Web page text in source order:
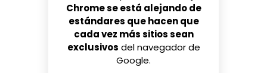
Chrome se está alejando de
estándares que hacen que
cada vez más sitios sean
exclusivos del navegador de
Google.